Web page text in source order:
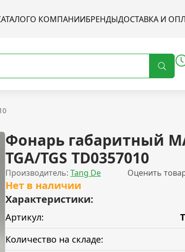
О КОМПАНИИБРЕНДЫДОСТАВКА И
Фонарь габаритный
TGA/TGS TD0357010
Производитель: Tang De Оценить
Нет в наличии
Характеристики:
Артикул:
Количество на складе: